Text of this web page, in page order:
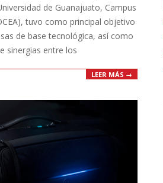
de Guanajuato, Campus
tuvo como principal objetivo
de base tecnológica, así como
sinergias entre los
LEER MÁS →